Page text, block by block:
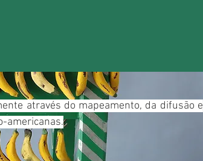
através do mapeamento, da difusão e
americanas.